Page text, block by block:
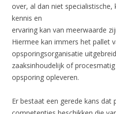
over, al dan niet specialistische,
kennis en
ervaring kan van meerwaarde
Hiermee kan immers het pallet
opsporingsorganisatie
zaaksinhoudelijk of
opsporing opleveren.
Er bestaat een gerede kans dat